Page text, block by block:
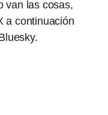
van las cosas,
a continuación